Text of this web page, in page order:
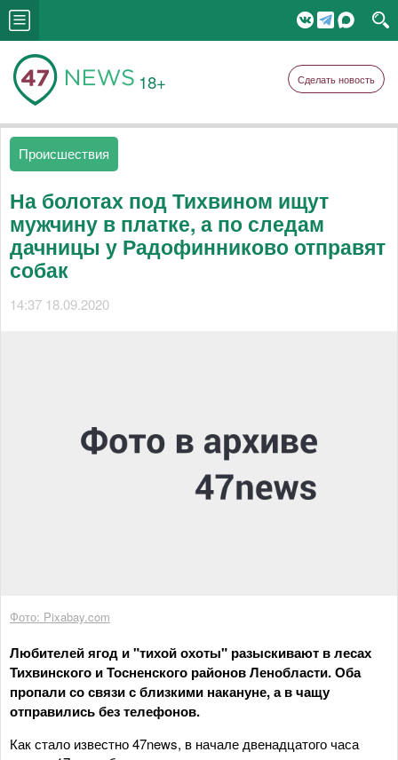
18+ Сделать новость
Происшествия
На болотах под Тихвином ищут
мужчину в платке, а по следам
дачницы у Радофинниково отправят
собак
14:37 18.09.2020
Фото: Pixabay.com
Любителей ягод и "тихой охоты" разыскивают в лесах
Тихвинского и Тосненского районов Ленобласти. Оба
пропали со связи с близкими накануне, а в чащу
отправились без телефонов.
Как стало известно 47news, в начале двенадцатого часа